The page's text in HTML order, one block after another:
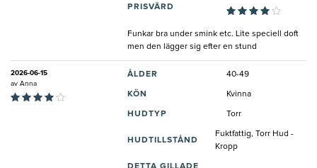
PRISVÄRD
Funkar bra under smink etc. Lite speciell doft
men den lägger sig efter en stund
2026-06-15
av Anna
ÅLDER 40-49
KÖN Kvinna
HUDTYP Torr
HUDTILLSTÅND
Fuktfattig, Torr Hud -
Kropp